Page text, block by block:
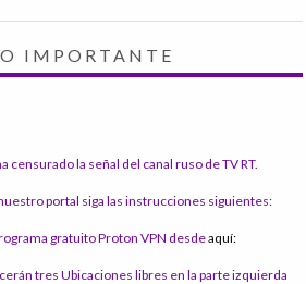
IMPORTANTE
la señal del canal ruso de TV RT.
portal siga las instrucciones siguientes:
gratuito Proton VPN desdeaquí:
tres Ubicaciones libres en la parte izquierda